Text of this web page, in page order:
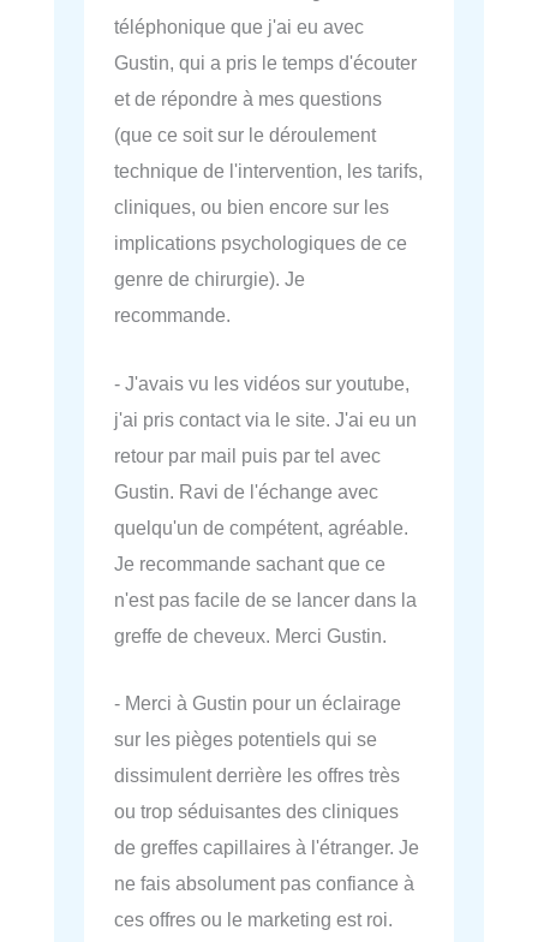
téléphonique que j'ai eu avec
Gustin, qui a pris le temps d'écouter
et de répondre à mes questions
(que ce soit sur le déroulement
technique de l'intervention, les tarifs,
cliniques, ou bien encore sur les
implications psychologiques de ce
genre de chirurgie). Je
recommande.
- J'avais vu les vidéos sur youtube,
j'ai pris contact via le site. J'ai eu un
retour par mail puis par tel avec
Gustin. Ravi de l'échange avec
quelqu'un de compétent, agréable.
Je recommande sachant que ce
n'est pas facile de se lancer dans la
greffe de cheveux. Merci Gustin.
- Merci à Gustin pour un éclairage
sur les pièges potentiels qui se
dissimulent derrière les offres très
ou trop séduisantes des cliniques
de greffes capillaires à l'étranger. Je
ne fais absolument pas confiance à
ces offres ou le marketing est roi.